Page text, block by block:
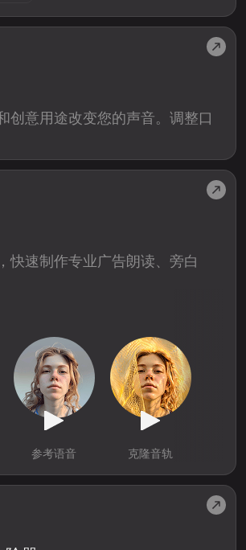
创意用途改变您的声音。调整口
快速制作专业广告朗读、旁白
参考语音 克隆音轨